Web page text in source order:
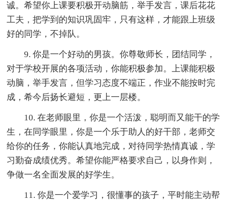
诚。希望你上课要积极开动脑筋，举手发言，课后花花
工夫，把学到的知识巩固牢，只有这样，才能跟上班级
好的同学，不掉队。
9. 你是一个好动的男孩。你尊敬师长，团结同学，
对于学校开展的各项活动，你能积极参加。上课能积极
动脑，举手发言，但学习态度不端正，作业不能按时完
成，希今后扬长避短，更上一层楼。
10. 在老师眼里，你是一个活泼，聪明而又能干的学
生，在同学眼里，你是一个乐于助人的好干部，老师交
给你的任务，你能认真地完成，对待同学热情真诚，学
习勤奋成绩优秀。希望你能严格要求自己，以身作则，
争做一名全面发展的好学生。
11. 你是一个爱学习，很懂事的孩子，平时能主动帮